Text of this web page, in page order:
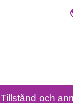
Tillstånd och